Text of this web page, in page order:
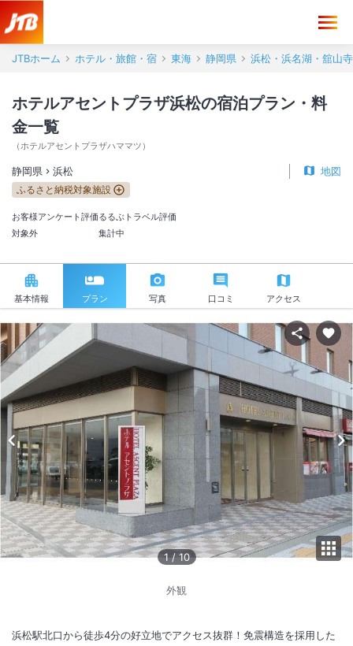
JTBホーム ホテル・旅館・宿 東海 静岡県 浜松・浜名湖・舘山寺
ホテルアセントプラザ浜松の宿泊プラン・料
金一覧
（ホテルアセントプラザハママツ ）
静岡県 浜松 地図
ふるさと納税対象施設
お客様アンケート評価
対象外
るるぶトラベル評価
集計中
基本情報 プラン 写真 口コミ アクセス
1 /10
外観
浜松駅北口から徒歩4分の好立地でアクセス抜群！免震構造を採用した